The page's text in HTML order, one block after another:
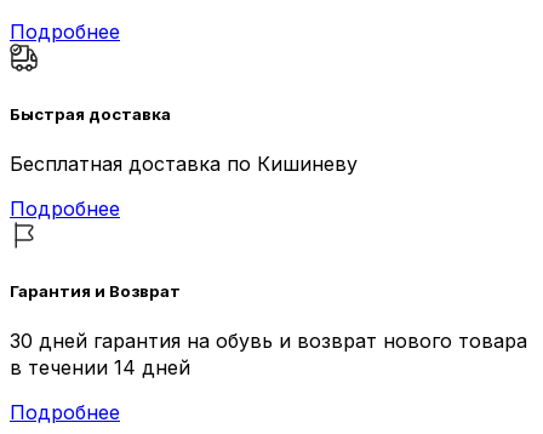
Подробнее
Быстрая доставка
Бесплатная доставка по Кишиневу
Подробнее
Гарантия и Возврат
30 дней гарантия на обувь и возврат нового товара
в течении 14 дней
Подробнее